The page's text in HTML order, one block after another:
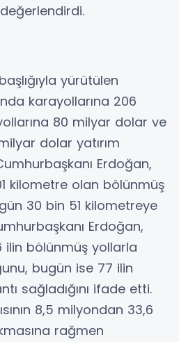
yürütülen
karayollarına 206
80 milyar dolar ve
dolar yatırım
Erdoğan,
kilometre olan bölünmüş
30 bin 51 kilometreye
Erdoğan,
ilin bölünmüş yollarla
bugün ise 77 ilin
sağladığını ifade etti.
8,5 milyondan 33,6
rağmen